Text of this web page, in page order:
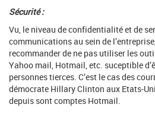
Sécurité :
Vu, le niveau de confidentialité et de
communications au sein de
recommander de ne pas utiliser les
Yahoo mail, Hotmail, etc. suceptible
personnes tierces. C’est le cas des
démocrate Hillary Clinton aux Etats-
depuis sont comptes Hotmail.